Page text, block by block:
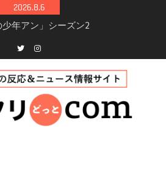
2026.8.6
新情報
で恋をして」キャス
マコメ
撮影開始へ
「リトル・ブラザ
ャスト・あらすじ・
とめ
Twitterinstagram